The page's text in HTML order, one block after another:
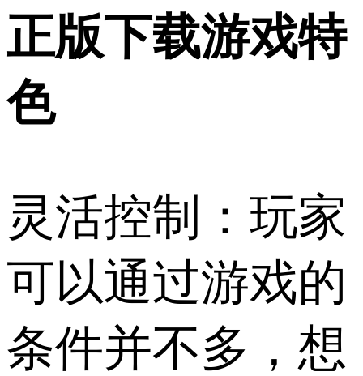
正版下载游戏特
色
灵活控制：玩家
可以通过游戏的
条件并不多，想